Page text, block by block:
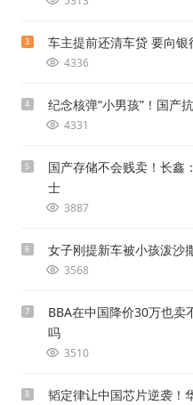
3 车主提前还清车贷 要向
4336
4 纪念核弹“小男孩”！国产
4331
5
国产存储不会贱卖！长鑫
士
3887
6 女子刚提新车被小孩泼沙
3568
7
BBA在中国降价30万也卖
吗
3510
8
韬定律让中国芯片逆袭！